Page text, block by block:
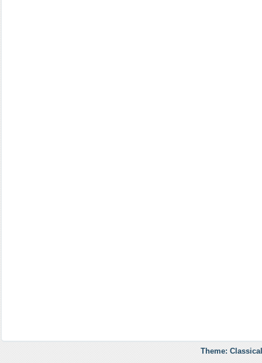
Theme: